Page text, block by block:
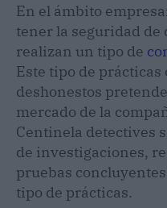
En el ámbito
tener la seguridad de
realizan un tipo de
Este tipo de
deshonestos
mercado de la
Centinela detectives
de investigaciones,
pruebas
tipo de prácticas.